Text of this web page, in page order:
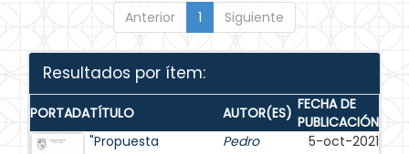
Anterior 1 Siguiente
Resultados por ítem:
PORTADATÍTULO AUTOR(ES) FECHA DE
PUBLICACIÓN
"Propuesta
Pedro
5-oct-2021